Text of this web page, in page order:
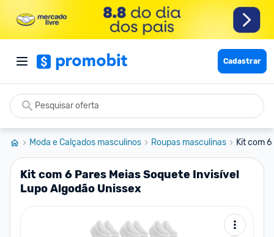
Cadastrar
Moda e Calçados masculinos Roupas masculinas Kit com
Kit com 6 Pares Meias Soquete Invisível
Lupo Algodão Unissex